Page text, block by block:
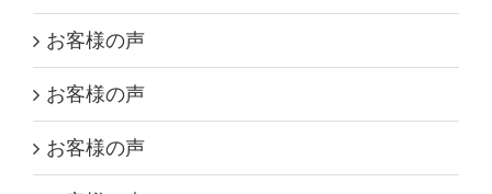
お客様の声
お客様の声
お客様の声